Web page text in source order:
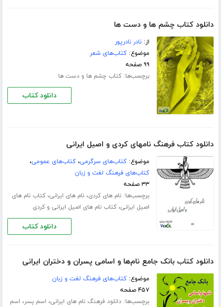
دانلود کتاب چشم ها و دست ها
از:نادر نادرپور
موضوع:کتاب‌های شعر
۹۹ صفحه
برچسب‌ها:کتاب چشم ها و دست ها
دانلود کتاب
دانلود کتاب فرهنگ نامهای کردی و اصیل ایرانی
موضوع:کتاب‌های سرگرمی،کتاب‌های عمومی،
کتاب‌های فرهنگ لغت و زبان
۳۳ صفحه
برچسب‌ها:نام های کردی،نام های ایرانی،کتاب نام های
اصیل ایرانی،کتاب نام های اصیل ایرانی و کردی
دانلود کتاب
دانلود کتاب بانک جامع نام‌ها و اسامی پسران و دختران ایرانی
موضوع:کتاب‌های فرهنگ لغت و زبان
۴۵۷ صفحه
برچسب‌ها:دانلود فرهنگ نام های ایرانی، اسم پسر، اسم